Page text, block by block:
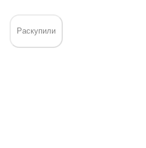
Раскупили